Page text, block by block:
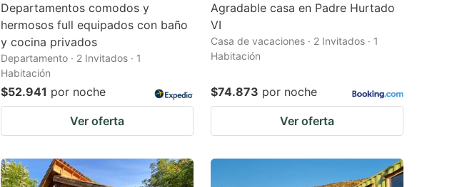
Departamentos comodos y
hermosos full equipados con baño
y cocina privados
Departamento · 2 Invitados · 1
Habitación
$52.941 por noche
Ver oferta
Agradable casa en Padre Hurtado
VI
Casa de vacaciones · 2 Invitados · 1
Habitación
$74.873 por noche
Ver oferta